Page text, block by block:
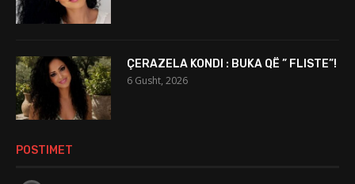
ÇERAZELA KONDI : BUKA QË ” FLISTE”!
6 Gusht, 2026
POSTIMET